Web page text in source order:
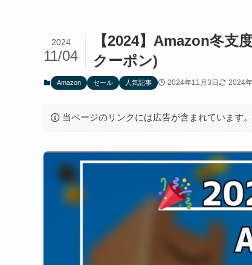
【2024】Amazon冬支
クーポン)
2024
11/04
Amazon セール 人気記事 2024年11月3日 2024
当ページのリンクには広告が含まれています。